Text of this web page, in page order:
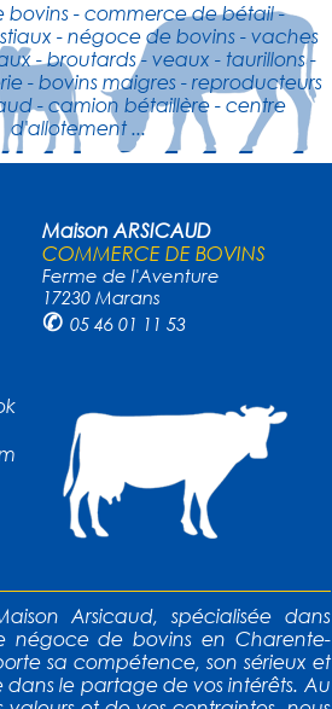
- commerce de bétail -
- négoce de bovins - vaches
- broutards - veaux - taurillons -
- bovins maigres - reproducteurs
- camion bétaillère - centre
d'allotement ...
Maison ARSICAUD
COMMERCE DE BOVINS
Ferme de l'Aventure
17230 Marans
✆ 05 46 01 11 53
Arsicaud, spécialisée dans
négoce de bovins en Charente-
sa compétence, son sérieux et
le partage de vos intérêts. Au